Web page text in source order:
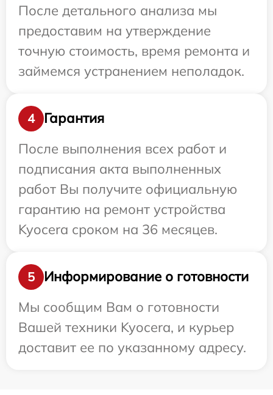
После детального анализа мы
предоставим на утверждение
точную стоимость, время ремонта и
займемся устранением неполадок.
4
Гарантия
После выполнения всех работ и
подписания акта выполненных
работ Вы получите официальную
гарантию на ремонт устройства
Kyocera сроком на 36 месяцев.
5
Информирование о готовности
Мы сообщим Вам о готовности
Вашей техники Kyocera, и курьер
доставит ее по указанному адресу.